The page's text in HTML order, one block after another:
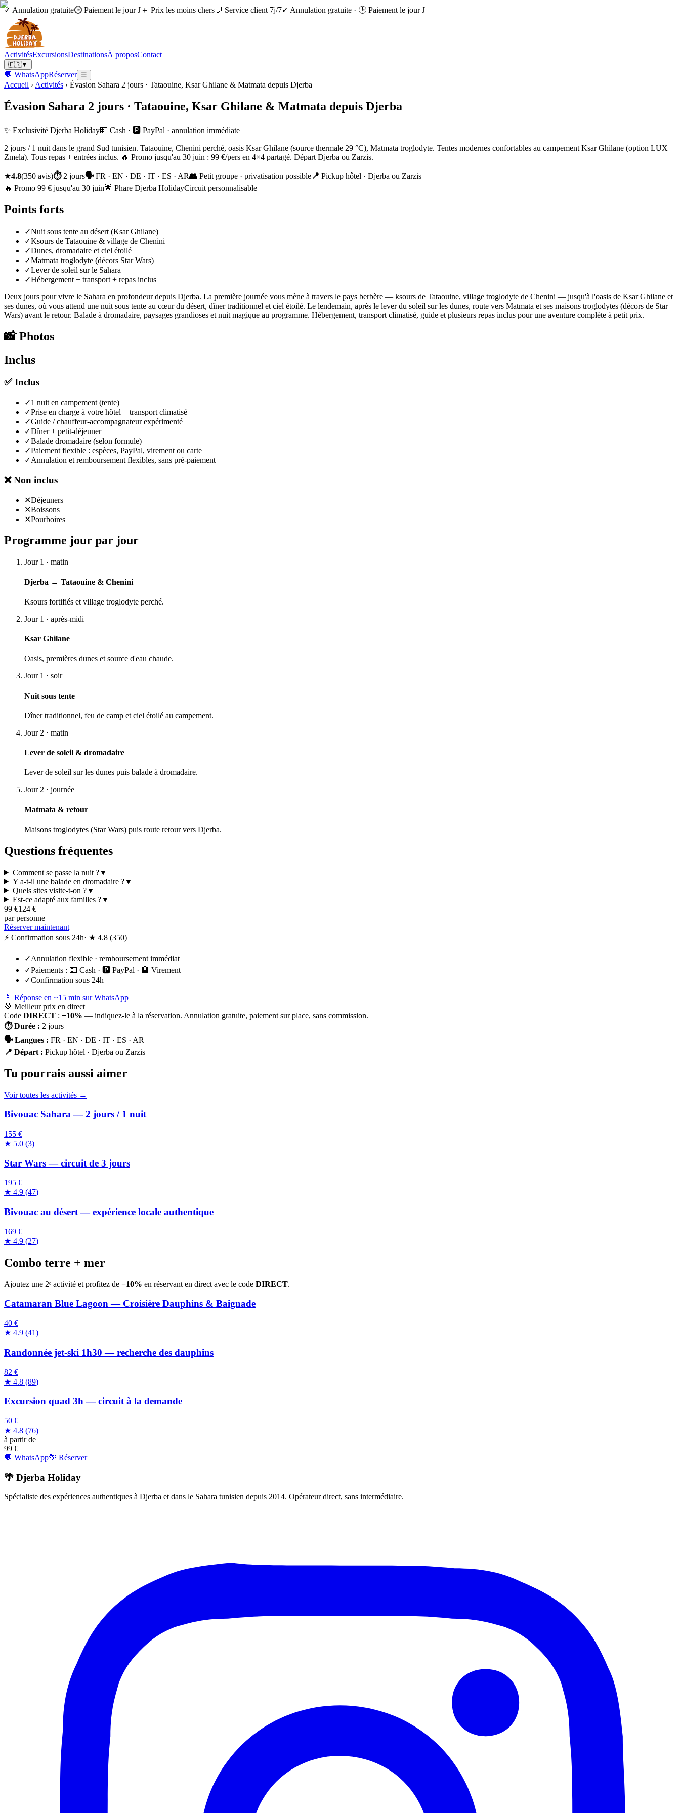
✓ Annulation gratuite🕒 Paiement le jour J＋ Prix les moins chers💬 Service client 7j/7✓ Annulation gratuite · 🕒 Paiement le jour J
ActivitésExcursionsDestinationsÀ proposContact
🇫🇷▼
💬 WhatsAppRéserver ☰
Accueil › Activités › Évasion Sahara 2 jours · Tataouine, Ksar Ghilane & Matmata depuis Djerba
Évasion Sahara 2 jours · Tataouine, Ksar Ghilane & Matmata depuis Djerba
✨ Exclusivité Djerba Holiday💵 Cash · 🅿️ PayPal · annulation immédiate
2 jours / 1 nuit dans le grand Sud tunisien. Tataouine, Chenini perché, oasis Ksar Ghilane (source thermale 29 °C), Matmata troglodyte. Tentes modernes confortables au campement Ksar Ghilane (option LUX
Zmela). Tous repas + entrées inclus. 🔥 Promo jusqu'au 30 juin : 99 €/pers en 4×4 partagé. Départ Djerba ou Zarzis.
★4.8(350 avis)⏱ 2 jours🗣 FR · EN · DE · IT · ES · AR👥 Petit groupe · privatisation possible📍 Pickup hôtel · Djerba ou Zarzis
🔥 Promo 99 € jusqu'au 30 juin🌟 Phare Djerba HolidayCircuit personnalisable
Points forts
✓Nuit sous tente au désert (Ksar Ghilane)
✓Ksours de Tataouine & village de Chenini
✓Dunes, dromadaire et ciel étoilé
✓Matmata troglodyte (décors Star Wars)
✓Lever de soleil sur le Sahara
✓Hébergement + transport + repas inclus
Deux jours pour vivre le Sahara en profondeur depuis Djerba. La première journée vous mène à travers le pays berbère — ksours de Tataouine, village troglodyte de Chenini — jusqu'à l'oasis de Ksar Ghilane et
ses dunes, où vous attend une nuit sous tente au cœur du désert, dîner traditionnel et ciel étoilé. Le lendemain, après le lever du soleil sur les dunes, route vers Matmata et ses maisons troglodytes (décors de Star
Wars) avant le retour. Balade à dromadaire, paysages grandioses et nuit magique au programme. Hébergement, transport climatisé, guide et plusieurs repas inclus pour une aventure complète à petit prix.
📸Photos
Inclus
✅Inclus
✓1 nuit en campement (tente)
✓Prise en charge à votre hôtel + transport climatisé
✓Guide / chauffeur-accompagnateur expérimenté
✓Dîner + petit-déjeuner
✓Balade dromadaire (selon formule)
✓Paiement flexible : espèces, PayPal, virement ou carte
✓Annulation et remboursement flexibles, sans pré-paiement
❌Non inclus
✕Déjeuners
✕Boissons
✕Pourboires
Programme jour par jour
Jour 1 · matin
Djerba → Tataouine & Chenini
Ksours fortifiés et village troglodyte perché.
Jour 1 · après-midi
Ksar Ghilane
Oasis, premières dunes et source d'eau chaude.
Jour 1 · soir
Nuit sous tente
Dîner traditionnel, feu de camp et ciel étoilé au campement.
Jour 2 · matin
Lever de soleil & dromadaire
Lever de soleil sur les dunes puis balade à dromadaire.
Jour 2 · journée
Matmata & retour
Maisons troglodytes (Star Wars) puis route retour vers Djerba.
Questions fréquentes
Comment se passe la nuit ?▼
Y a-t-il une balade en dromadaire ?▼
Quels sites visite-t-on ?▼
Est-ce adapté aux familles ?▼
99 €124 €
par personne
Réserver maintenant
⚡ Confirmation sous 24h· ★ 4.8 (350)
✓Annulation flexible · remboursement immédiat
✓Paiements : 💵 Cash · 🅿️ PayPal · 🏦 Virement
✓Confirmation sous 24h
📱 Réponse en ~15 min sur WhatsApp
💚 Meilleur prix en direct
Code DIRECT : −10% — indiquez-le à la réservation. Annulation gratuite, paiement sur place, sans commission.
⏱Durée : 2 jours
🗣 Langues : FR · EN · DE · IT · ES · AR
📍 Départ : Pickup hôtel · Djerba ou Zarzis
Tu pourrais aussi aimer
Voir toutes les activités →
Bivouac Sahara — 2 jours / 1 nuit
155 €
★ 5.0 (3)
Star Wars — circuit de 3 jours
195 €
★ 4.9 (47)
Bivouac au désert — expérience locale authentique
169 €
★ 4.9 (27)
Combo terre + mer
Ajoutez une 2ᵉ activité et profitez de −10% en réservant en direct avec le code DIRECT.
Catamaran Blue Lagoon — Croisière Dauphins & Baignade
40 €
★ 4.9 (41)
Randonnée jet-ski 1h30 — recherche des dauphins
82 €
★ 4.8 (89)
Excursion quad 3h — circuit à la demande
50 €
★ 4.8 (76)
à partir de
99 €
💬 WhatsApp🌴 Réserver
🌴 Djerba Holiday
Spécialiste des expériences authentiques à Djerba et dans le Sahara tunisien depuis 2014. Opérateur direct, sans intermédiaire.